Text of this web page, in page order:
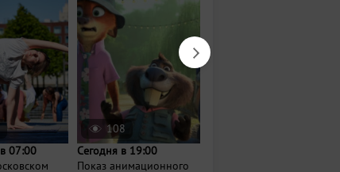
07:00
108
Сегодня в 19:00
Показ анимационного